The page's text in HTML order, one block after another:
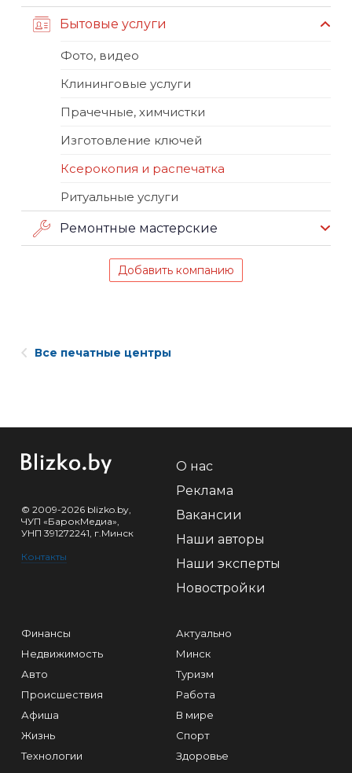
Бытовые услуги
Фото, видео
Клининговые услуги
Прачечные, химчистки
Изготовление ключей
Ксерокопия и распечатка
Ритуальные услуги
Ремонтные мастерские
Добавить компанию
Все печатные центры
© 2009-2026 blizko.by,
ЧУП «БарокМедиа»,
УНП 391272241, г.Минск
Контакты
О нас
Реклама
Вакансии
Наши авторы
Наши эксперты
Новостройки
Финансы
Недвижимость
Авто
Происшествия
Афиша
Жизнь
Технологии
Актуально
Минск
Туризм
Работа
В мире
Спорт
Здоровье